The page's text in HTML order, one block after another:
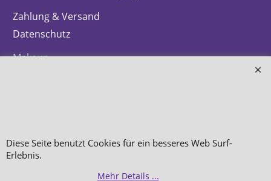
Zahlung & Versand
Datenschutz
Makeup
Diese Seite benutzt Cookies für ein besseres Web Surf-
Erlebnis.
Mehr Details ...